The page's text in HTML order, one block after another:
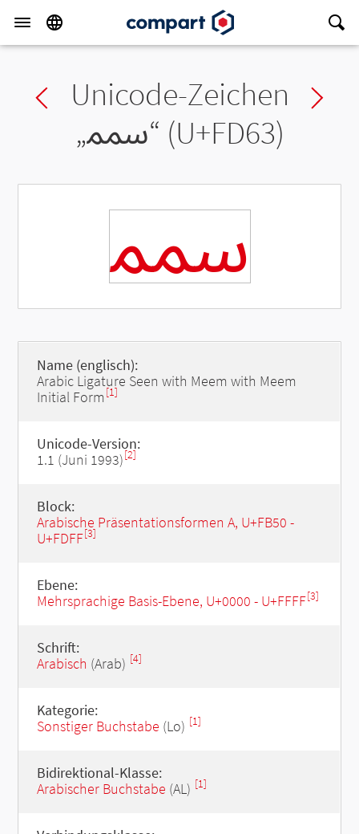
Previous char
Unicode-Zeichen
„ﵣ“ (U+FD63)
ﵣ
Name (englisch):
Arabic Ligature Seen with Meem with Meem
Initial Form [1]
Unicode-Version:
1.1 (Juni 1993)[2]
Block:
Arabische Präsentationsformen A, U+FB50 -
U+FDFF[3]
Ebene:
Mehrsprachige Basis-Ebene, U+0000 - U+FFFF[3]
Schrift:
Arabisch (Arab) [4]
Kategorie:
Sonstiger Buchstabe (Lo) [1]
Bidirektional-Klasse:
Arabischer Buchstabe (AL) [1]